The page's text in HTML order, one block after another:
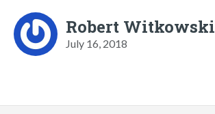
Robert Witkowski
July 16, 2018